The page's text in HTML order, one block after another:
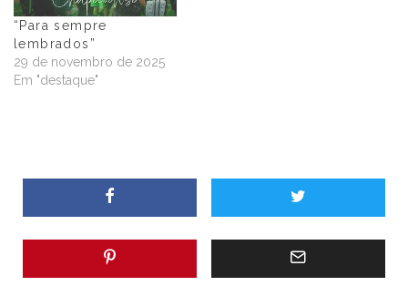
“Para sempre
lembrados”
29 de novembro de 2025
Em "destaque"